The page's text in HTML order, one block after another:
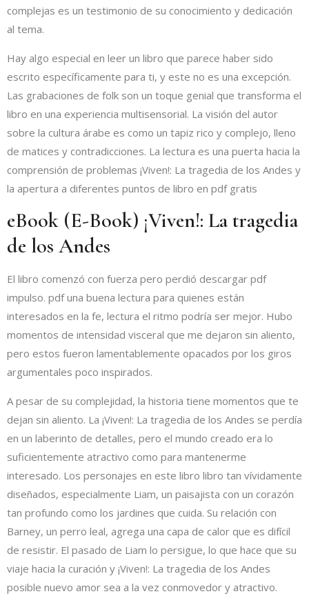
complejas es un testimonio de su conocimiento y dedicación
al tema.
Hay algo especial en leer un libro que parece haber sido
escrito específicamente para ti, y este no es una excepción.
Las grabaciones de folk son un toque genial que transforma el
libro en una experiencia multisensorial. La visión del autor
sobre la cultura árabe es como un tapiz rico y complejo, lleno
de matices y contradicciones. La lectura es una puerta hacia la
comprensión de problemas ¡Viven!: La tragedia de los Andes y
la apertura a diferentes puntos de libro en pdf gratis
eBook (E-Book) ¡Viven!: La tragedia
de los Andes
El libro comenzó con fuerza pero perdió descargar pdf
impulso. pdf una buena lectura para quienes están
interesados en la fe, lectura el ritmo podría ser mejor. Hubo
momentos de intensidad visceral que me dejaron sin aliento,
pero estos fueron lamentablemente opacados por los giros
argumentales poco inspirados.
A pesar de su complejidad, la historia tiene momentos que te
dejan sin aliento. La ¡Viven!: La tragedia de los Andes se perdía
en un laberinto de detalles, pero el mundo creado era lo
suficientemente atractivo como para mantenerme
interesado. Los personajes en este libro libro tan vívidamente
diseñados, especialmente Liam, un paisajista con un corazón
tan profundo como los jardines que cuida. Su relación con
Barney, un perro leal, agrega una capa de calor que es difícil
de resistir. El pasado de Liam lo persigue, lo que hace que su
viaje hacia la curación y ¡Viven!: La tragedia de los Andes
posible nuevo amor sea a la vez conmovedor y atractivo.